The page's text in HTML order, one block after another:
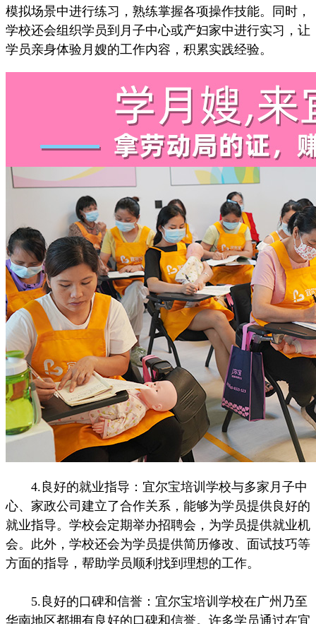
模拟场景中进行练习，熟练掌握各项操作技能。同时，
学校还会组织学员到月子中心或产妇家中进行实习，让
学员亲身体验月嫂的工作内容，积累实践经验。
4.良好的就业指导：宜尔宝培训学校与多家月子中
心、家政公司建立了合作关系，能够为学员提供良好的
就业指导。学校会定期举办招聘会，为学员提供就业机
会。此外，学校还会为学员提供简历修改、面试技巧等
方面的指导，帮助学员顺利找到理想的工作。
5.良好的口碑和信誉：宜尔宝培训学校在广州乃至
华南地区都拥有良好的口碑和信誉。许多学员通过在宜